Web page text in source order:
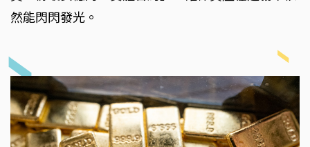
然能閃閃發光。